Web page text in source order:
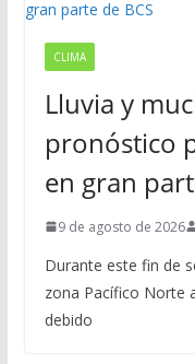
CLIMA
Lluvia y
pronóstico
en gran
9 de agosto de 2026
Durante este fin de
zona Pacífico Norte
debido